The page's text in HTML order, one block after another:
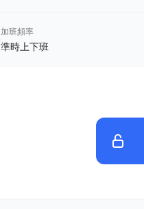
加班頻率
準時上下班